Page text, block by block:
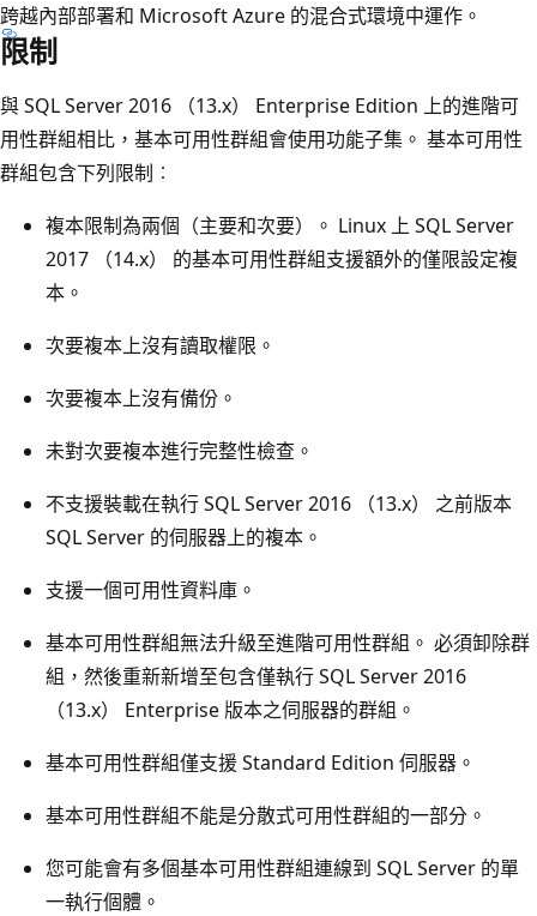
跨越內部部署和 Microsoft Azure 的混合式環境中運作。
限制
與 SQL Server 2016 （13.x） Enterprise Edition 上的進階可
用性群組相比，基本可用性群組會使用功能子集。 基本可用性
群組包含下列限制︰
複本限制為兩個（主要和次要）。 Linux 上 SQL Server
2017 （14.x） 的基本可用性群組支援額外的僅限設定複
本。
次要複本上沒有讀取權限。
次要複本上沒有備份。
未對次要複本進行完整性檢查。
不支援裝載在執行 SQL Server 2016 （13.x） 之前版本
SQL Server 的伺服器上的複本。
支援一個可用性資料庫。
基本可用性群組無法升級至進階可用性群組。 必須卸除群
組，然後重新新增至包含僅執行 SQL Server 2016
（13.x） Enterprise 版本之伺服器的群組。
基本可用性群組僅支援 Standard Edition 伺服器。
基本可用性群組不能是分散式可用性群組的一部分。
您可能會有多個基本可用性群組連線到 SQL Server 的單
一執行個體。